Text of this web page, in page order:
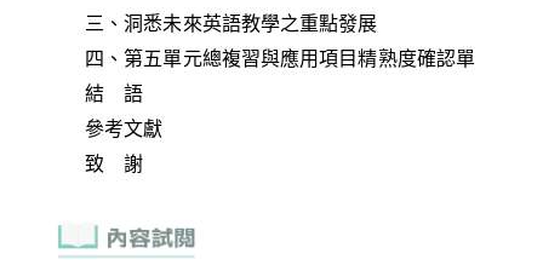
三、洞悉未來英語教學之重點發展
四、第五單元總複習與應用項目精熟度確認單
結 語
參考文獻
致 謝